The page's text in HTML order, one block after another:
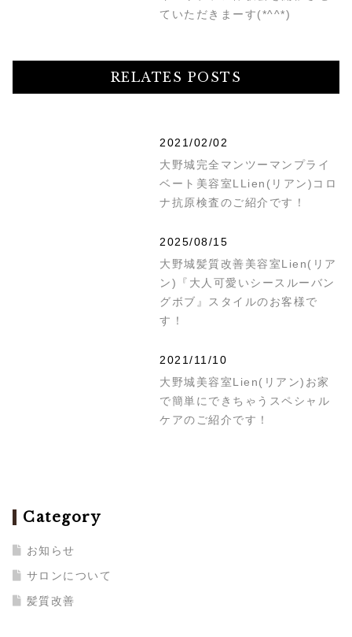
ていただきまーす(*^^*)
RELATES POSTS
2021/02/02
大野城完全マンツーマンプライ
ベート美容室LLien(リアン)コロ
ナ抗原検査のご紹介です！
2025/08/15
大野城髪質改善美容室Lien(リア
ン)『大人可愛いシースルーバン
グボブ』スタイルのお客様で
す！
2021/11/10
大野城美容室Lien(リアン)お家
で簡単にできちゃうスペシャル
ケアのご紹介です！
Category
お知らせ
サロンについて
髪質改善